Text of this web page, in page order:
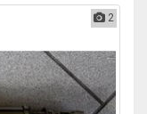
2